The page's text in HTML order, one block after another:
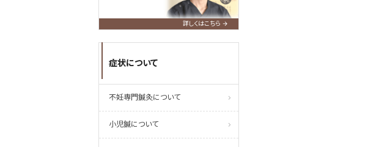
詳しくはこちら
症状について
不妊専門鍼灸について
小児鍼について